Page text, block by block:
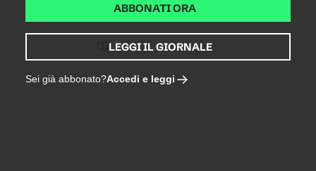
ABBONATI ORA
LEGGI IL GIORNALE
Sei già abbonato?Accedi e leggi